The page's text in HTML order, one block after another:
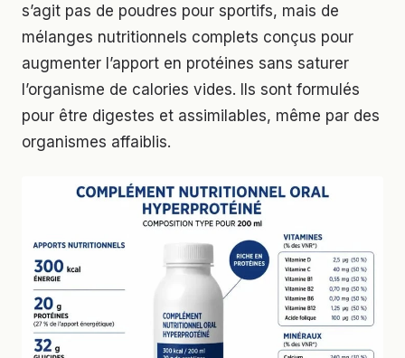
s’agit pas de poudres pour sportifs, mais de
mélanges nutritionnels complets conçus pour
augmenter l’apport en protéines sans saturer
l’organisme de calories vides. Ils sont formulés
pour être digestes et assimilables, même par des
organismes affaiblis.